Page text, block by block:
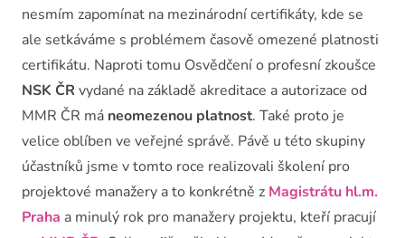
nesmím zapomínat na mezinárodní certifikáty, kde se
ale setkáváme s problémem časově omezené platnosti
certifikátu. Naproti tomu Osvědčení o profesní zkoušce
NSK ČR vydané na základě akreditace a autorizace od
MMR ČR má neomezenou platnost. Také proto je
velice oblíben ve veřejné správě. Pávě u této skupiny
účastníků jsme v tomto roce realizovali školení pro
projektové manažery a to konkrétně z Magistrátu hl.m.
Praha a minulý rok pro manažery projektu, kteří pracují